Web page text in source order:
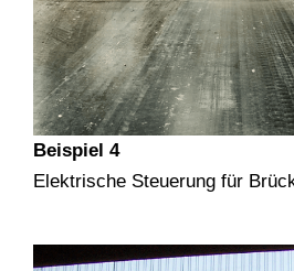
Beispiel 4
Elektrische Steuerung für